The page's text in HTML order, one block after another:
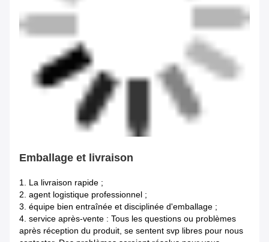
Emballage et livraison
1. La livraison rapide ;
2. agent logistique professionnel ;
3. équipe bien entraînée et disciplinée d'emballage ;
4. service après-vente : Tous les questions ou problèmes
après réception du produit, se sentent svp libres pour nous